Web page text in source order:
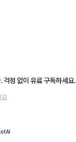
걱정 없이 유료 구독하세요.